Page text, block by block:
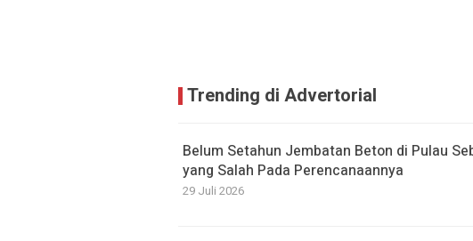
Trending di Advertorial
Belum Setahun Jembatan Beton di Pulau
yang Salah Pada Perencanaannya
29 Juli 2026